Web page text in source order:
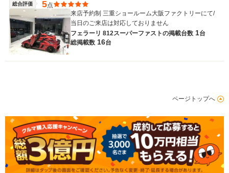
総合評価 5点
来店予約制 三重ショールーム大阪ファクトリーにて/
当日のご来店は対応しておりません
フェラーリ 812スーパーファストの掲載台数 1台
総掲載数 16台
ページトップへ